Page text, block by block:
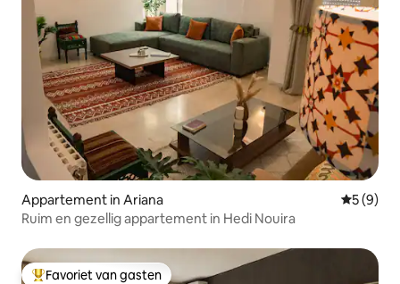
Appartement in Ariana
5 (9)
Ruim en gezellig appartement in Hedi Nouira
Favoriet van gasten